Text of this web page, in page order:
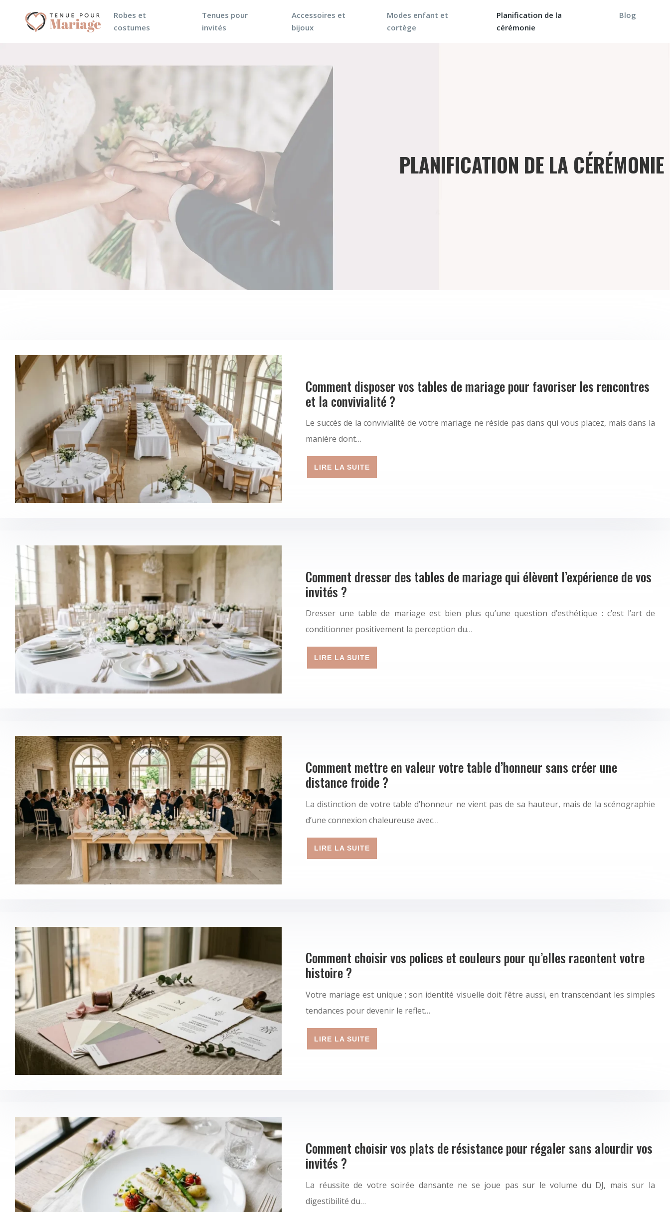
Robes et
costumes
Tenues pour
invités
Accessoires et
bijoux
Modes enfant et
cortège
Planification de la
cérémonie
Blog
PLANIFICATION DE LA CÉRÉMONIE
Comment disposer vos tables de mariage pour favoriser les rencontres
et la convivialité ?
Le succès de la convivialité de votre mariage ne réside pas dans qui vous placez, mais dans la
manière dont…
LIRE LA SUITE
Comment dresser des tables de mariage qui élèvent l’expérience de vos
invités ?
Dresser une table de mariage est bien plus qu’une question d’esthétique : c’est l’art de
conditionner positivement la perception du…
LIRE LA SUITE
Comment mettre en valeur votre table d’honneur sans créer une
distance froide ?
La distinction de votre table d’honneur ne vient pas de sa hauteur, mais de la scénographie
d’une connexion chaleureuse avec…
LIRE LA SUITE
Comment choisir vos polices et couleurs pour qu’elles racontent votre
histoire ?
Votre mariage est unique ; son identité visuelle doit l’être aussi, en transcendant les simples
tendances pour devenir le reflet…
LIRE LA SUITE
Comment choisir vos plats de résistance pour régaler sans alourdir vos
invités ?
La réussite de votre soirée dansante ne se joue pas sur le volume du DJ, mais sur la
digestibilité du…